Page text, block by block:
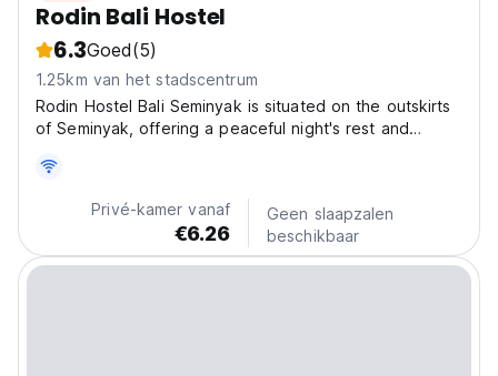
Rodin Bali Hostel
6.3Goed(5)
1.25km van het stadscentrum
Rodin Hostel Bali Seminyak is situated on the outskirts
of Seminyak, offering a peaceful night's rest and
minute motorbike ride will take you to the centre of
Seminyak walking street and beach, placing us in...
Privé-kamer vanaf
€6.26
Geen slaapzalen
beschikbaar